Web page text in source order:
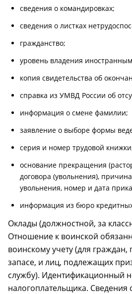
сведения о командировках;
сведения о листках
гражданство;
уровень владения
копия свидетельства об
справка из УМВД России об
информация о смене фамилии;
заявление о выборе формы
серия и номер трудовой
основание прекращения
договора (увольнения),
увольнения, номер и дата
информация из бюро
Оклады (должностной, за
Отношение к воинской
воинскому учету (для
запасе, и лиц, подлежащих
службу). Идентификационный
налогоплательщика. Сведения